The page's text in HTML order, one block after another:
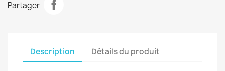
Partager
Description Détails du produit